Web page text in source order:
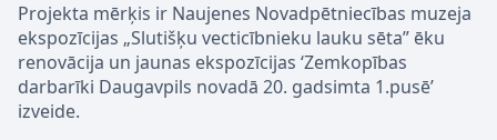
Projekta mērķis ir Naujenes Novadpētniecības muzeja
ekspozīcijas „Slutišķu vecticībnieku lauku sēta” ēku
renovācija un jaunas ekspozīcijas ‘Zemkopības
darbarīki Daugavpils novadā 20. gadsimta 1.pusē’
izveide.